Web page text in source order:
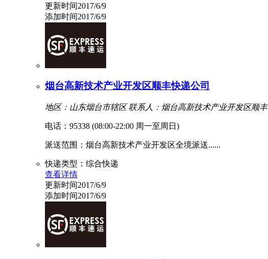
更新时间2017/6/9
添加时间2017/6/9
烟台高新技术产业开发区顺丰快递公司
地区：山东烟台市辖区 联系人：烟台高新技术产业开发区顺丰
电话：95338 (08:00-22:00 周一至周日)
派送范围：烟台高新技术产业开发区全境派送......
快递类型：综合快递
查看详情
更新时间2017/6/9
添加时间2017/6/9